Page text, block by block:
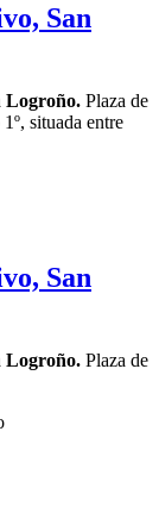
San
Logroño. Plaza de
situada entre
San
Logroño. Plaza de